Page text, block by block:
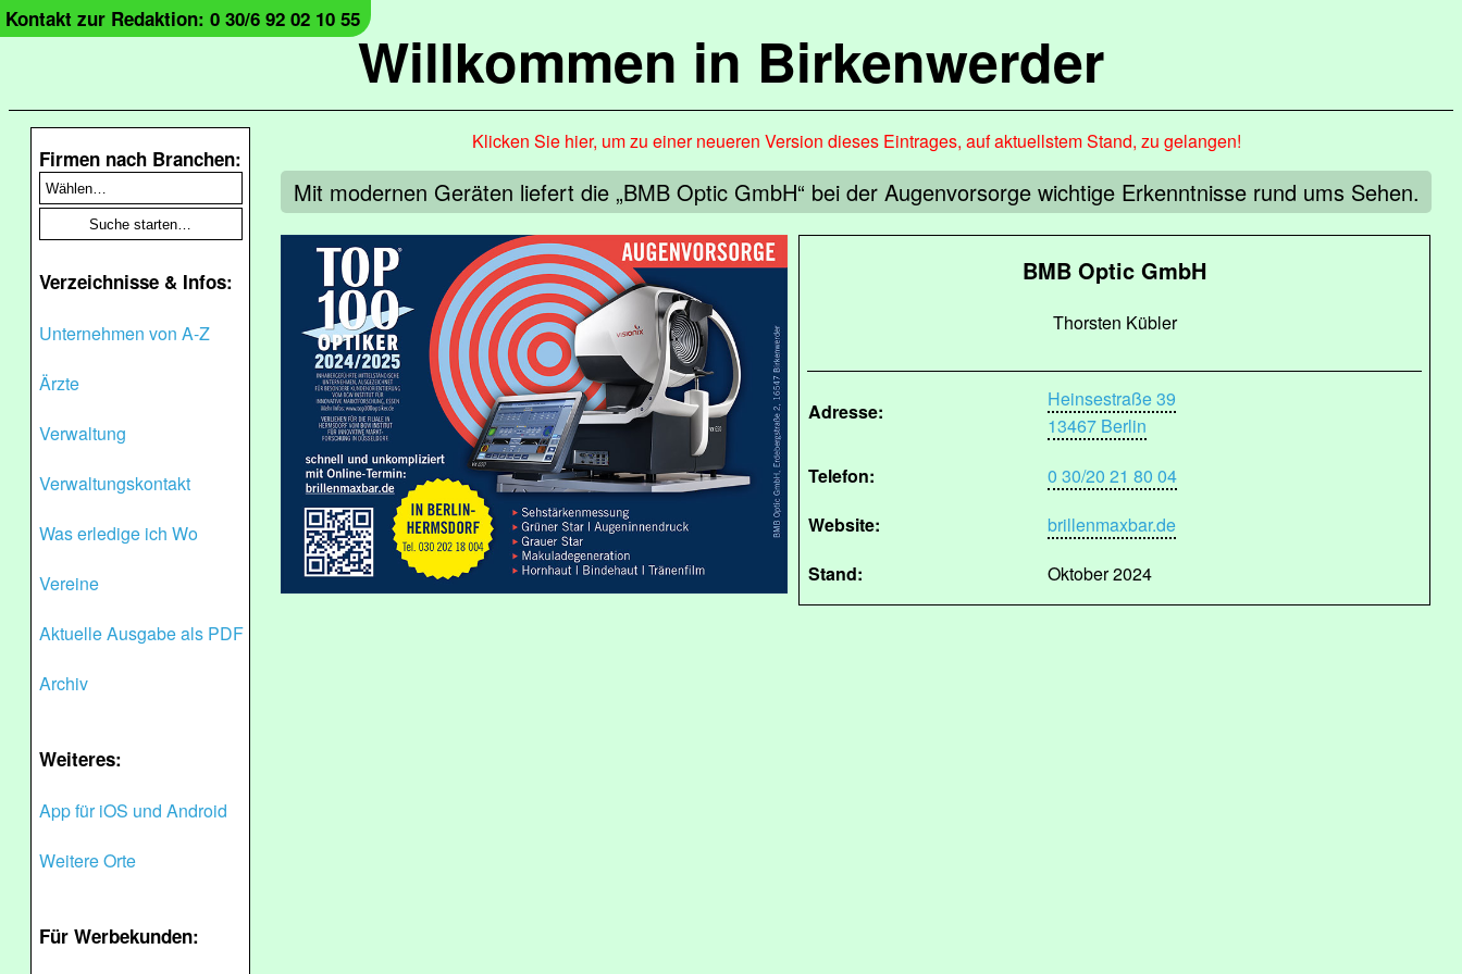
Willkommen in Birkenwerder
Kontakt zur Redaktion: 0 30/6 92 02 10 55
Firmen nach Branchen:
Verzeichnisse & Infos:
Unternehmen von A-Z
Ärzte
Verwaltung
Verwaltungskontakt
Was erledige ich Wo
Vereine
Aktuelle Ausgabe als PDF
Archiv
Weiteres:
App für iOS und Android
Weitere Orte
Für Werbekunden:
Klicken Sie hier, um zu einer neueren Version dieses Eintrages, auf aktuellstem Stand, zu gelangen!
Mit modernen Geräten liefert die „BMB Optic GmbH“ bei der Augenvorsorge wichtige Erkenntnisse rund ums Sehen.
BMB Optic GmbH
Thorsten Kübler
Adresse:
Heinsestraße 39
13467 Berlin
Telefon:
0 30/20 21 80 04
Website:
brillenmaxbar.de
Stand:
Oktober 2024